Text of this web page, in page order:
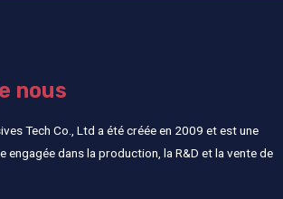
nous
Tech Co., Ltd a été créée en 2009 et est une
engagée dans la production, la R&D et la vente de